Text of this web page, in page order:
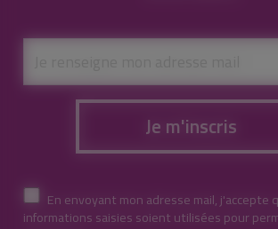
Je m'inscris
En envoyant mon adresse mail, j'accepte
informations saisies soient utilisées pour